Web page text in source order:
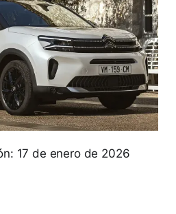
17 de enero de 2026